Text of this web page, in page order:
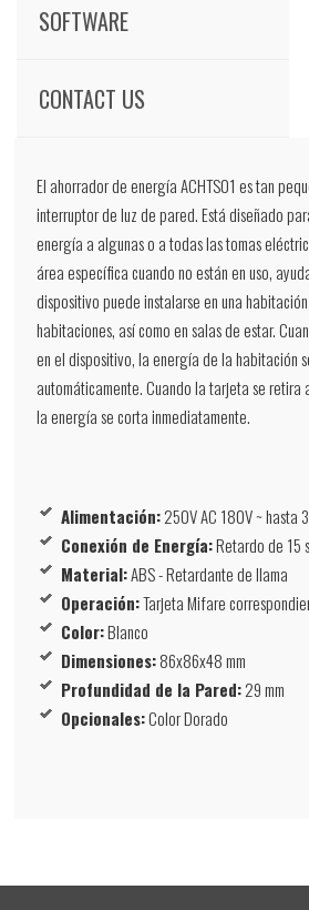
SOFTWARE
CONTACT US
El ahorrador de energía ACHTS01 es tan
interruptor de luz de pared. Está diseñado
energía a algunas o a todas las tomas
área específica cuando no están en uso,
dispositivo puede instalarse en una
habitaciones, así como en salas de estar.
en el dispositivo, la energía de la habitación
automáticamente. Cuando la tarjeta se retira
la energía se corta inmediatamente.
Alimentación:250V AC 180V ~ hasta
Conexión de Energía:Retardo de 15
Material:ABS - Retardante de llama
Operación:Tarjeta Mifare
Color:Blanco
Dimensiones:86x86x48 mm
Profundidad de la Pared:29 mm
Opcionales:Color Dorado